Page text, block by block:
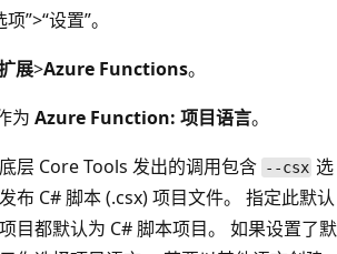
”>“设置”。
展>Azure Functions。
为 Azure Function: 项目语言。
层 Core Tools 发出的调用包含 --csx 选
布 C# 脚本 (.csx) 项目文件。 指定此默认
目都默认为 C# 脚本项目。 如果设置了默